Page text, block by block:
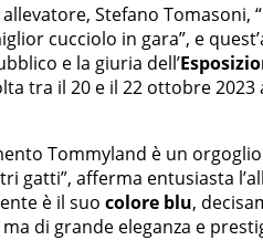
Stefano Tomasoni,
cucciolo in gara”, e
e la giuria dell’
tra il 20 e il 22 ottobre 2023
Tommyland è un
gatti”, afferma entusiasta
è il suo colore blu,
di grande eleganza e